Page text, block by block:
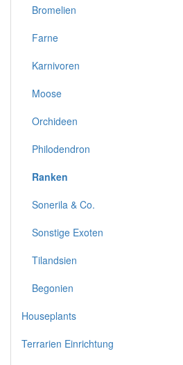
Bromelien
Farne
Karnivoren
Moose
Orchideen
Philodendron
Ranken
Sonerila & Co.
Sonstige Exoten
Tilandsien
Begonien
Houseplants
Terrarien Einrichtung